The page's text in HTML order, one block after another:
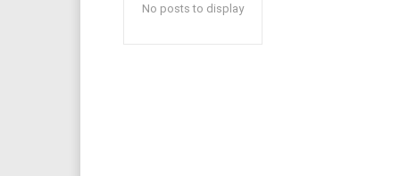
No posts to display